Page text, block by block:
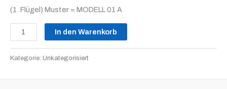
(1. Flügel) Muster = MODELL 01 A
In den Warenkorb
Kategorie: Unkategorisiert